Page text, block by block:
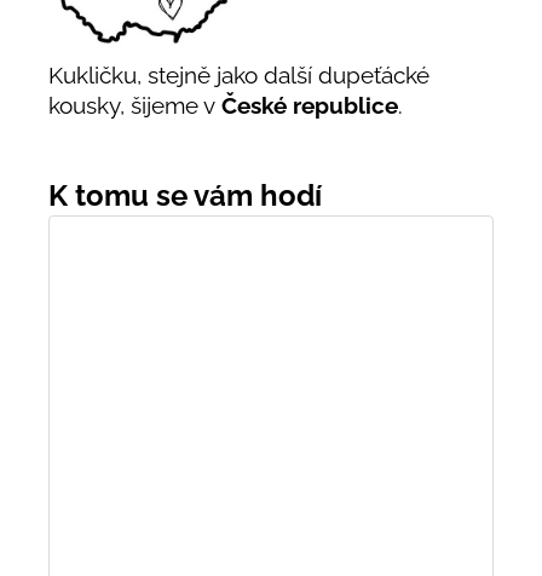
Kukličku, stejně jako další dupeťácké
kousky, šijeme v České republice.